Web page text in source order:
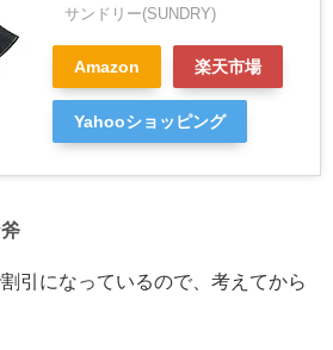
サンドリー(SUNDRY)
Amazon 楽天市場
Yahooショッピング
引になっているので、考えてから